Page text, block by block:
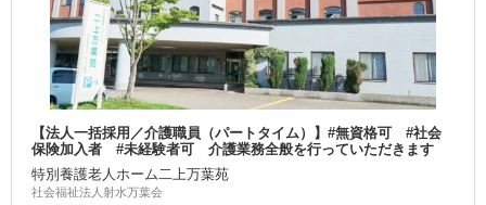
【法人一括採用／介護職員（パートタイム）】#無資格可 #社会
保険加入者 #未経験者可 介護業務全般を行っていただきます
特別養護老人ホーム二上万葉苑
社会福祉法人射水万葉会